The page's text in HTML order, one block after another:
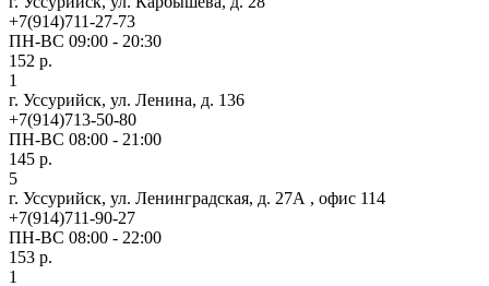
+7(914)711-27-73
ПН-ВС 09:00 - 20:30
152 р.
1
г. Уссурийск, ул. Ленина, д. 136
+7(914)713-50-80
ПН-ВС 08:00 - 21:00
145 р.
5
г. Уссурийск, ул. Ленинградская, д. 27А , офис 114
+7(914)711-90-27
ПН-ВС 08:00 - 22:00
153 р.
1